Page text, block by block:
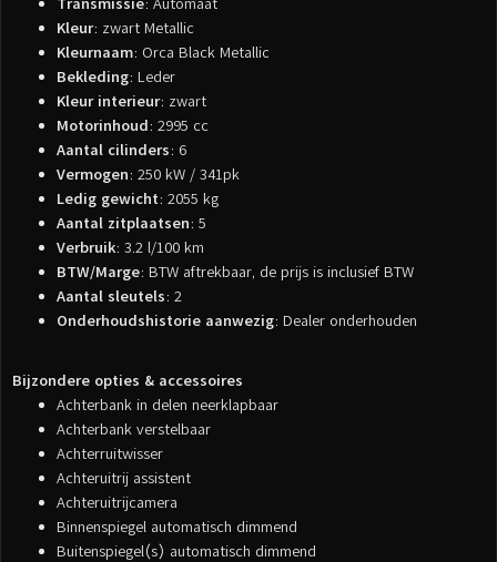
Kleur: zwart Metallic
Kleurnaam: Orca Black Metallic
Bekleding: Leder
Kleur interieur: zwart
Motorinhoud: 2995 cc
Aantal cilinders: 6
Vermogen: 250 kW / 341pk
Ledig gewicht: 2055 kg
Aantal zitplaatsen: 5
Verbruik: 3.2 l/100 km
BTW/Marge: BTW aftrekbaar, de prijs is inclusief BTW
Aantal sleutels: 2
Onderhoudshistorie aanwezig: Dealer onderhouden
Bijzondere opties & accessoires
Achterbank in delen neerklapbaar
Achterbank verstelbaar
Achterruitwisser
Achteruitrij assistent
Achteruitrijcamera
Binnenspiegel automatisch dimmend
Buitenspiegel(s) automatisch dimmend